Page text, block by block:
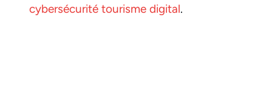
cybersécurité tourisme digital.